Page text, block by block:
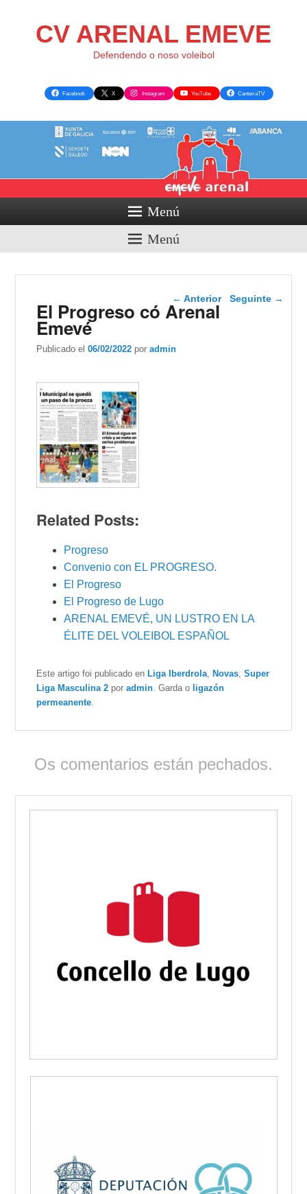
CV ARENAL EMEVE
Defendendo o noso voleibol
Facebook X Instagram YouTube CanteiraTV
Menú
Menú
Navegador de artigos
← Anterior Seguinte →
El Progreso có Arenal
Emevé
Publicado el06/02/2022 poradmin
Related Posts:
Progreso
Convenio con EL PROGRESO.
El Progreso
El Progreso de Lugo
ARENAL EMEVÉ, UN LUSTRO EN LA
ÉLITE DEL VOLEIBOL ESPAÑOL
Este artigo foi publicado enLiga Iberdrola ,Novas ,Super
Liga Masculina 2 poradmin . Garda o ligazón
permeanente
Os comentarios están pechados.